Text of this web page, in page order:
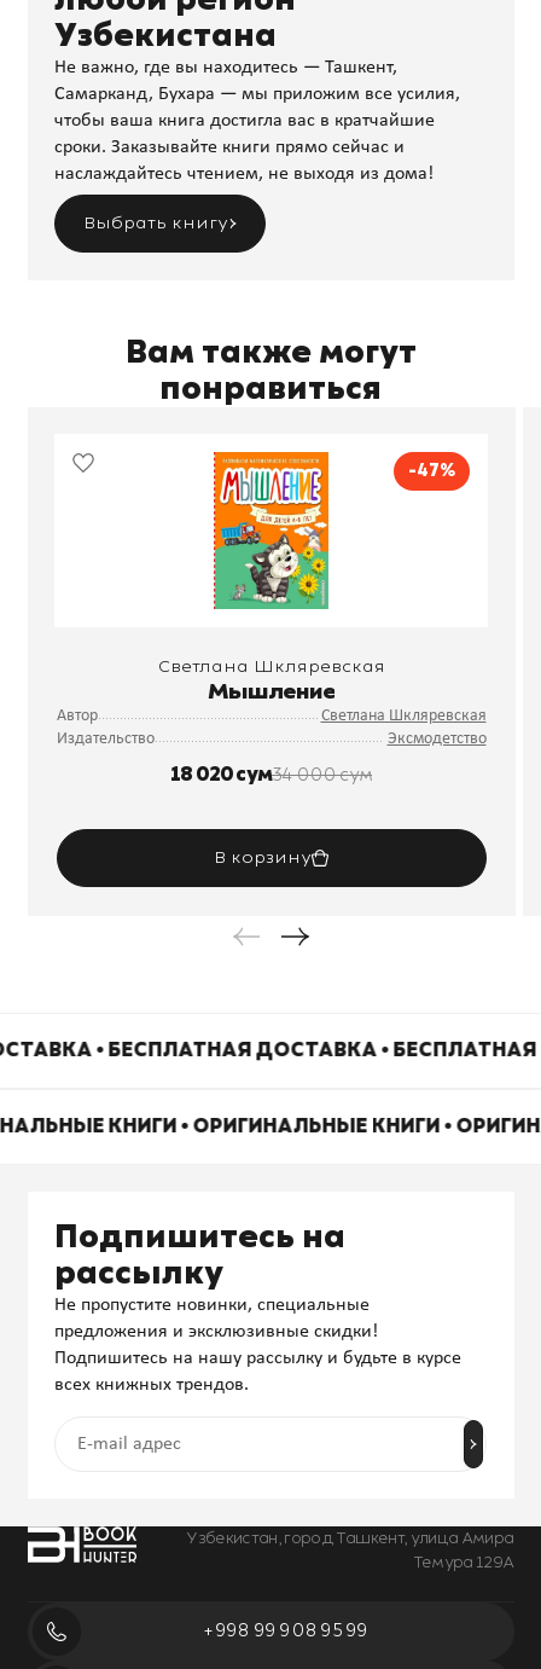
Узбекистана
Не важно, где вы находитесь — Ташкент,
Самарканд, Бухара — мы приложим все усилия,
чтобы ваша книга достигла вас в кратчайшие
сроки. Заказывайте книги прямо сейчас и
наслаждайтесь чтением, не выходя из дома!
Выбрать книгу
Вам также могут
понравиться
-47%
Светлана Шкляревская
Мышление
Автор
Светлана Шкляревская
Издательство
Эксмодетство
18 020 сум34 000 сум
В корзину
• БЕСПЛАТНАЯ ДОСТАВКА •
КНИГИ • ОРИГИНАЛЬНЫЕ КНИГИ •
Узбекистан, город Ташкент, улица Амира
Темура 129А
+998 99 908 95 99
Подпишитесь на
рассылку
Не пропустите новинки, специальные
предложения и эксклюзивные скидки!
Подпишитесь на нашу рассылку и будьте в курсе
всех книжных трендов.